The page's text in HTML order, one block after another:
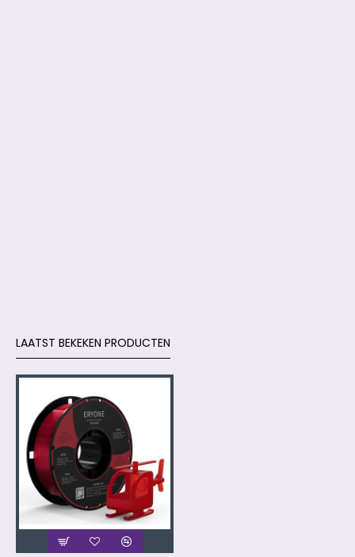
LAATST BEKEKEN PRODUCTEN